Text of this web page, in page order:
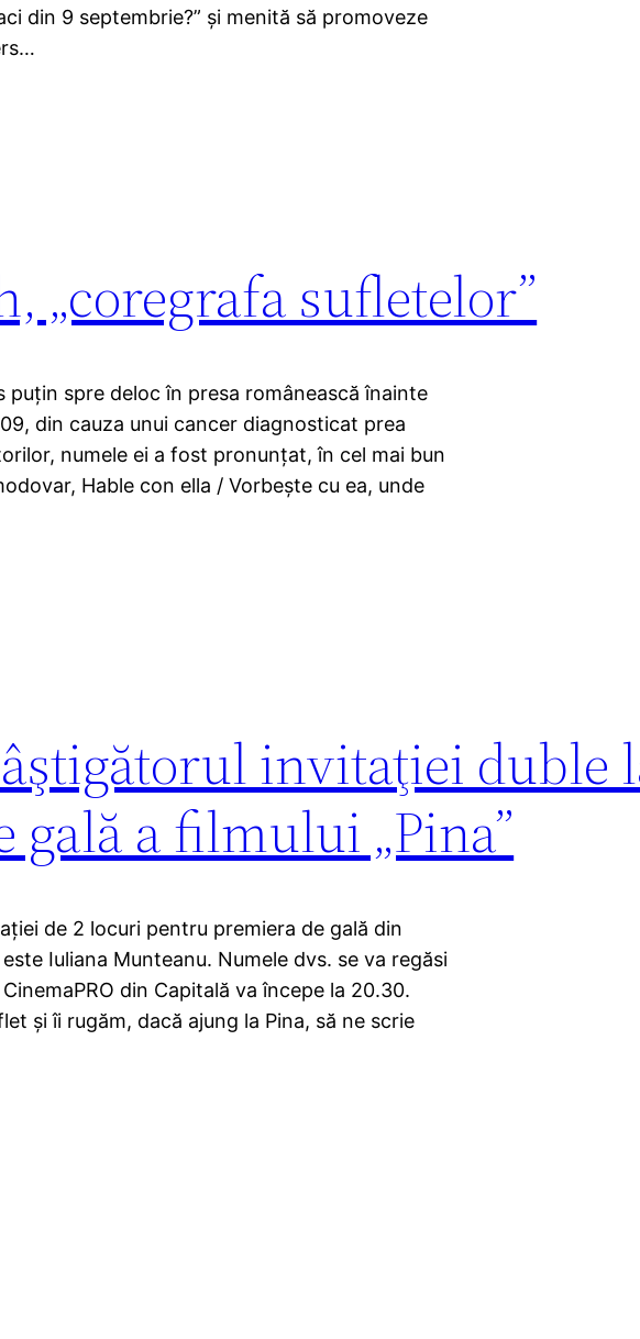
din 9 septembrie?” şi menită să promoveze
„coregrafa sufletelor”
puţin spre deloc în presa românească înainte
din cauza unui cancer diagnosticat prea
numele ei a fost pronunţat, în cel mai bun
Hable con ella / Vorbeşte cu ea, unde
invitaţiei duble
gală a filmului „Pina”
de 2 locuri pentru premiera de gală din
Iuliana Munteanu. Numele dvs. se va regăsi
din Capitală va începe la 20.30.
şi îi rugăm, dacă ajung la Pina, să ne scrie